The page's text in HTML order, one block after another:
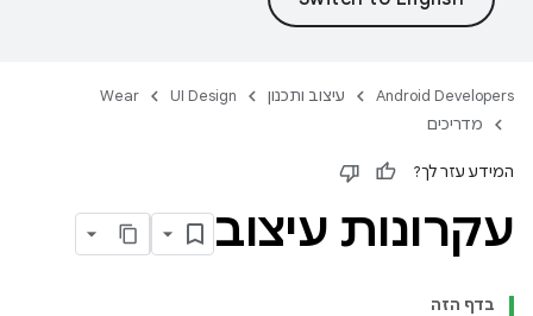
Android Developers עיצוב ותכנון UI Design
Wear
מדריכים
המידע עזר לך?
עקרונות עיצוב
בדף הזה